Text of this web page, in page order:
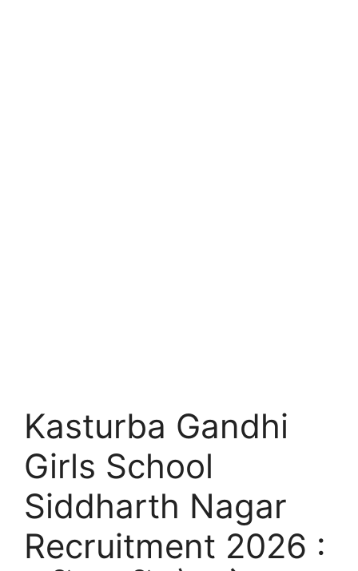
Kasturba Gandhi
Girls School
Siddharth Nagar
Recruitment 2026 :